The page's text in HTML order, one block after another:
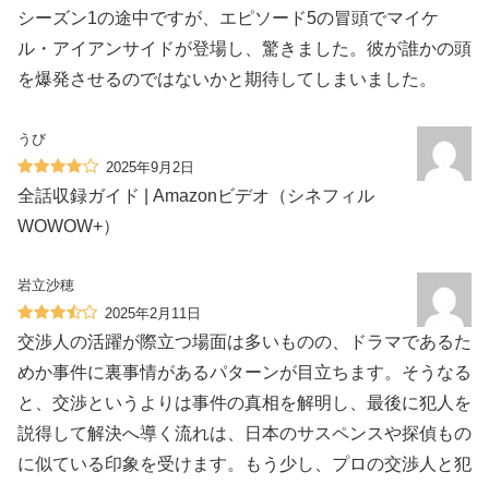
シーズン1の途中ですが、エピソード5の冒頭でマイケ
ル・アイアンサイドが登場し、驚きました。彼が誰かの頭
を爆発させるのではないかと期待してしまいました。
うび
2025年9月2日
全話収録ガイド | Amazonビデオ（シネフィル
WOWOW+）
岩立沙穂
2025年2月11日
交渉人の活躍が際立つ場面は多いものの、ドラマであるた
めか事件に裏事情があるパターンが目立ちます。そうなる
と、交渉というよりは事件の真相を解明し、最後に犯人を
説得して解決へ導く流れは、日本のサスペンスや探偵もの
に似ている印象を受けます。もう少し、プロの交渉人と犯